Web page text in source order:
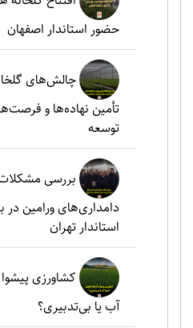
حضور استاندار اصفهان
چالش‌های
تأمین نهاده‌ها و
توسعه
بررسی
دامداری‌های ورامین در
استاندار تهران
کشاورزی
آب یا بی‌تدبیری؟